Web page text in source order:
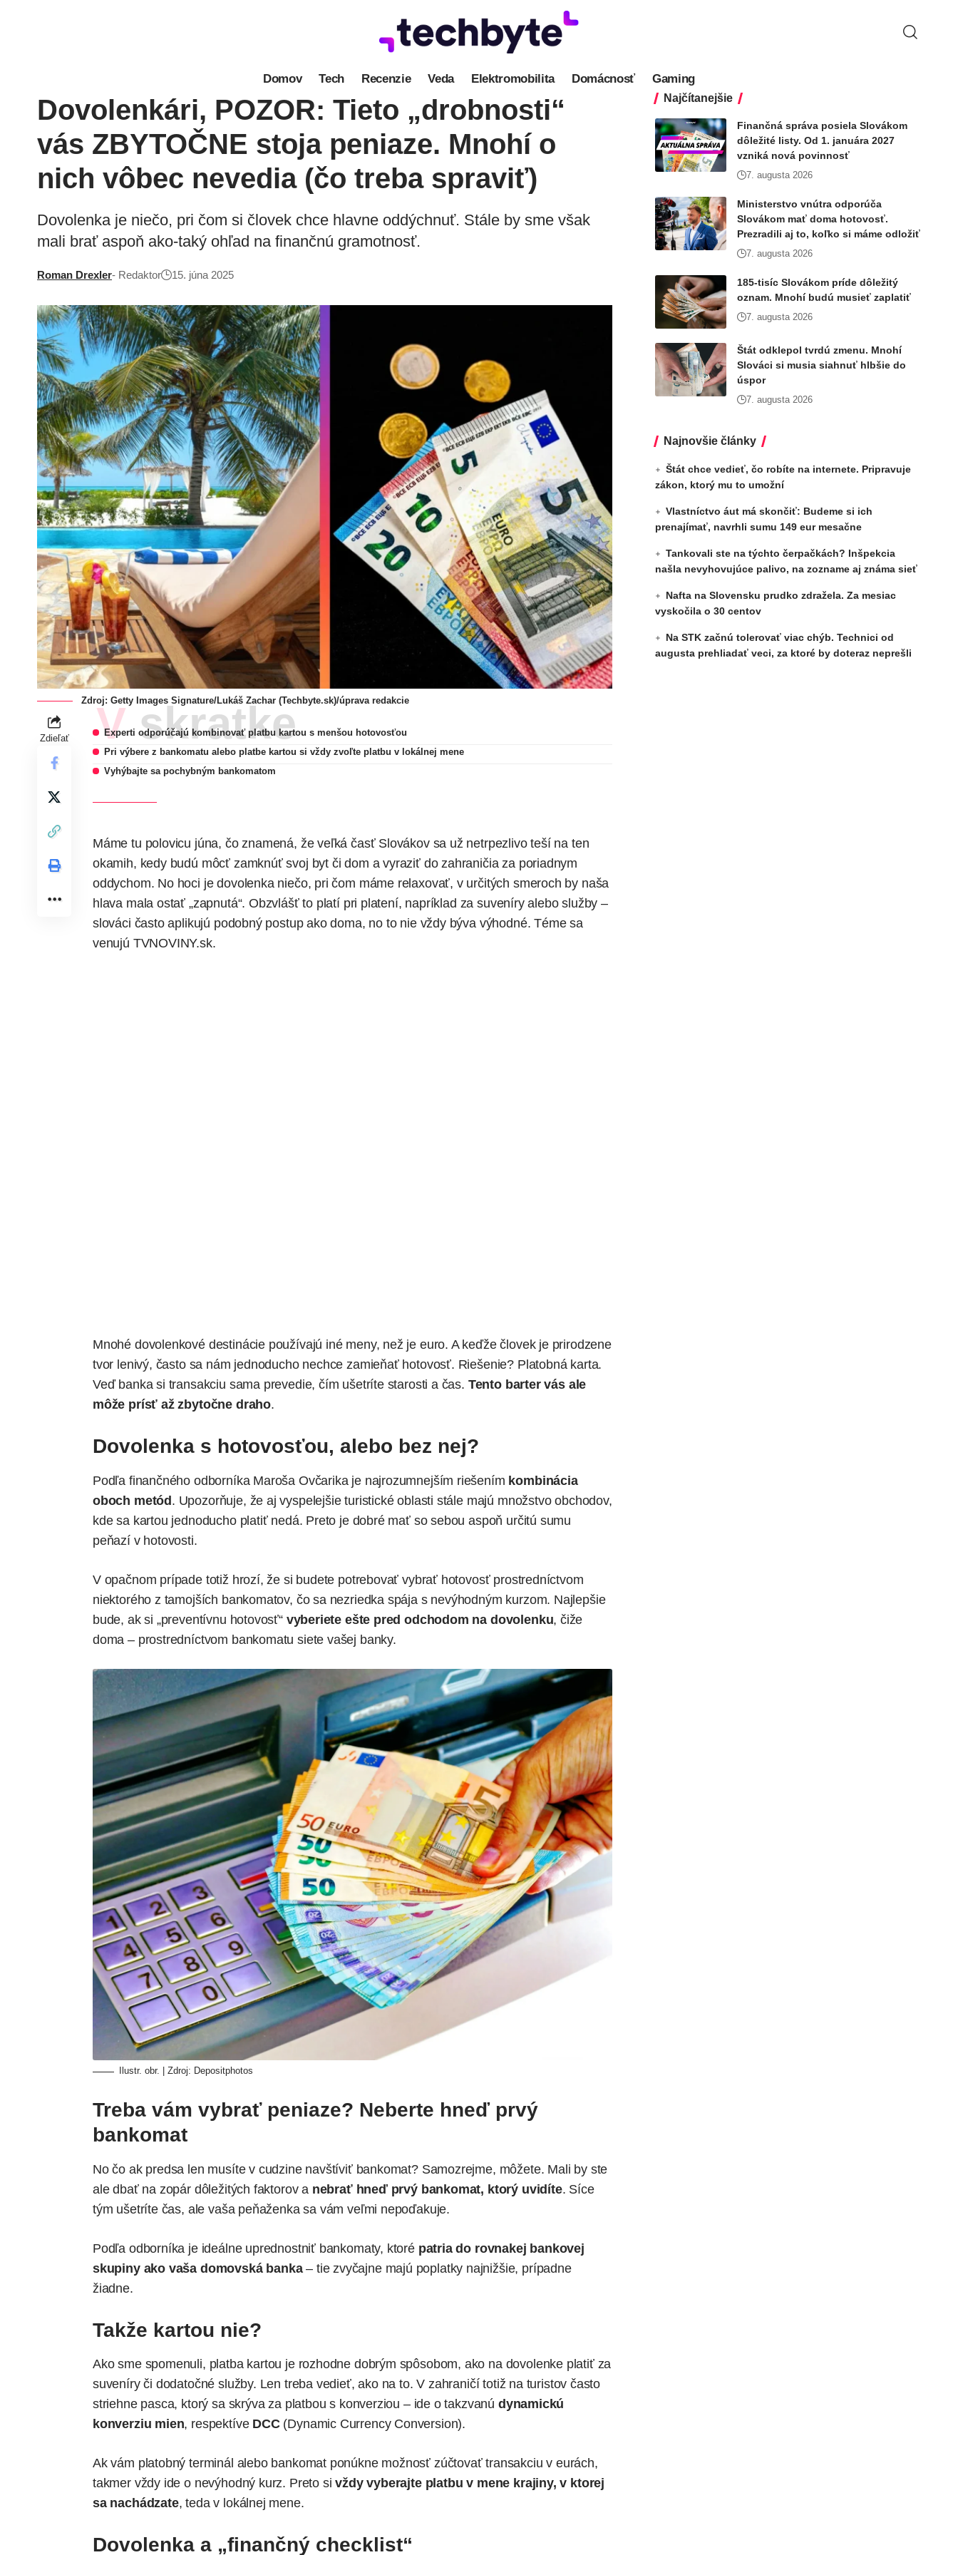
Domov Tech Recenzie Veda Elektromobilita Domácnosť Gaming
Dovolenkári, POZOR: Tieto „drobnosti“
vás ZBYTOČNE stoja peniaze. Mnohí o
nich vôbec nevedia (čo treba spraviť)
Dovolenka je niečo, pri čom si človek chce hlavne oddýchnuť. Stále by sme však
mali brať aspoň ako-taký ohľad na finančnú gramotnosť.
Roman Drexler- Redaktor 15. júna 2025
Zdroj: Getty Images Signature/Lukáš Zachar (Techbyte.sk)/úprava redakcie
Zdieľať V skratke
Experti odporúčajú kombinovať platbu kartou s menšou hotovosťou
Pri výbere z bankomatu alebo platbe kartou si vždy zvoľte platbu v lokálnej mene
Vyhýbajte sa pochybným bankomatom
Máme tu polovicu júna, čo znamená, že veľká časť Slovákov sa už netrpezlivo teší na ten
okamih, kedy budú môcť zamknúť svoj byt či dom a vyraziť do zahraničia za poriadnym
oddychom. No hoci je dovolenka niečo, pri čom máme relaxovať, v určitých smeroch by naša
hlava mala ostať „zapnutá“. Obzvlášť to platí pri platení, napríklad za suveníry alebo služby –
slováci často aplikujú podobný postup ako doma, no to nie vždy býva výhodné. Téme sa
venujú TVNOVINY.sk.
Mnohé dovolenkové destinácie používajú iné meny, než je euro. A keďže človek je prirodzene
tvor lenivý, často sa nám jednoducho nechce zamieňať hotovosť. Riešenie? Platobná karta.
Veď banka si transakciu sama prevedie, čím ušetríte starosti a čas. Tento barter vás ale
môže prísť až zbytočne draho.
Dovolenka s hotovosťou, alebo bez nej?
Podľa finančného odborníka Maroša Ovčarika je najrozumnejším riešením kombinácia
oboch metód. Upozorňuje, že aj vyspelejšie turistické oblasti stále majú množstvo obchodov,
kde sa kartou jednoducho platiť nedá. Preto je dobré mať so sebou aspoň určitú sumu
peňazí v hotovosti.
V opačnom prípade totiž hrozí, že si budete potrebovať vybrať hotovosť prostredníctvom
niektorého z tamojších bankomatov, čo sa nezriedka spája s nevýhodným kurzom. Najlepšie
bude, ak si „preventívnu hotovosť“ vyberiete ešte pred odchodom na dovolenku, čiže
doma – prostredníctvom bankomatu siete vašej banky.
Ilustr. obr. | Zdroj: Depositphotos
Treba vám vybrať peniaze? Neberte hneď prvý
bankomat
No čo ak predsa len musíte v cudzine navštíviť bankomat? Samozrejme, môžete. Mali by ste
ale dbať na zopár dôležitých faktorov a nebrať hneď prvý bankomat, ktorý uvidíte. Síce
tým ušetríte čas, ale vaša peňaženka sa vám veľmi nepoďakuje.
Podľa odborníka je ideálne uprednostniť bankomaty, ktoré patria do rovnakej bankovej
skupiny ako vaša domovská banka– tie zvyčajne majú poplatky najnižšie, prípadne
žiadne.
Takže kartou nie?
Ako sme spomenuli, platba kartou je rozhodne dobrým spôsobom, ako na dovolenke platiť za
suveníry či dodatočné služby. Len treba vedieť, ako na to. V zahraničí totiž na turistov často
striehne pasca, ktorý sa skrýva za platbou s konverziou – ide o takzvanú dynamickú
konverziu mien, respektíve DCC(Dynamic Currency Conversion).
Ak vám platobný terminál alebo bankomat ponúkne možnosť zúčtovať transakciu v eurách,
takmer vždy ide o nevýhodný kurz. Preto sivždy vyberajte platbu v mene krajiny, v ktorej
sa nachádzate, teda v lokálnej mene.
Dovolenka a „finančný checklist“
Najčítanejšie
Finančná správa posiela Slovákom
dôležité listy. Od 1. januára 2027
vzniká nová povinnosť
7. augusta 2026
Ministerstvo vnútra odporúča
Slovákom mať doma hotovosť.
Prezradili aj to, koľko si máme odložiť
7. augusta 2026
185-tisíc Slovákom príde dôležitý
oznam. Mnohí budú musieť zaplatiť
7. augusta 2026
Štát odklepol tvrdú zmenu. Mnohí
Slováci si musia siahnuť hlbšie do
úspor
7. augusta 2026
Najnovšie články
Štát chce vedieť, čo robíte na internete. Pripravuje
zákon, ktorý mu to umožní
Vlastníctvo áut má skončiť: Budeme si ich
prenajímať, navrhli sumu 149 eur mesačne
Tankovali ste na týchto čerpačkách? Inšpekcia
našla nevyhovujúce palivo, na zozname aj známa sieť
Nafta na Slovensku prudko zdražela. Za mesiac
vyskočila o 30 centov
Na STK začnú tolerovať viac chýb. Technici od
augusta prehliadať veci, za ktoré by doteraz neprešli